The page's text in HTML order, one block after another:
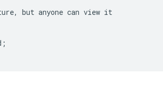
, but anyone can view it
;